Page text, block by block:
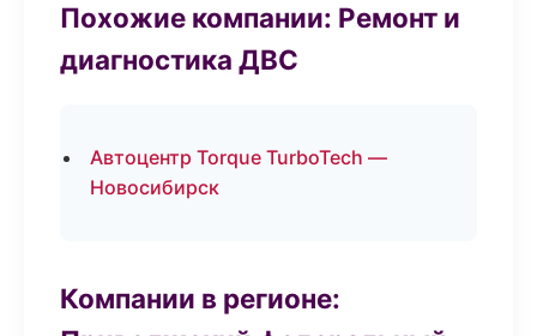
Похожие компании: Ремонт и
диагностика ДВС
Автоцентр Torque TurboTech —
Новосибирск
Компании в регионе: